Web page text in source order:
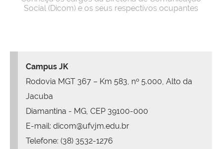
Social (Dicom) e os seus respectivos ocupantes
Campus JK
Rodovia MGT 367 – Km 583, nº 5.000, Alto da
Jacuba
Diamantina - MG, CEP 39100-000
E-mail: dicom@ufvjm.edu.br
Telefone: (38) 3532-1276